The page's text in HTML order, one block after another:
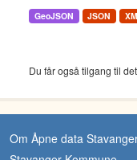
GeoJSON JSON
Du får også tilgang til
Om Åpne data